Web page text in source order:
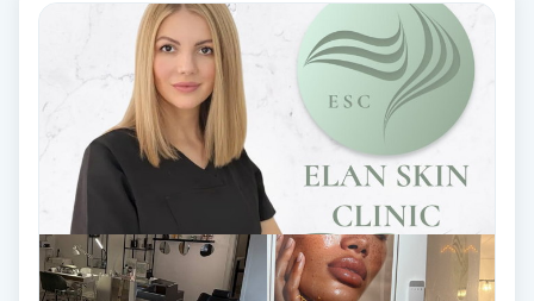
Torrborstning
Triggerpunktsmassage
Trådning
Träning
Tvätt & Fön